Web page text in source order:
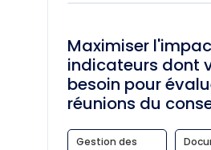
Maximiser
indicateurs dont
besoin pour
réunions du
Gestion des